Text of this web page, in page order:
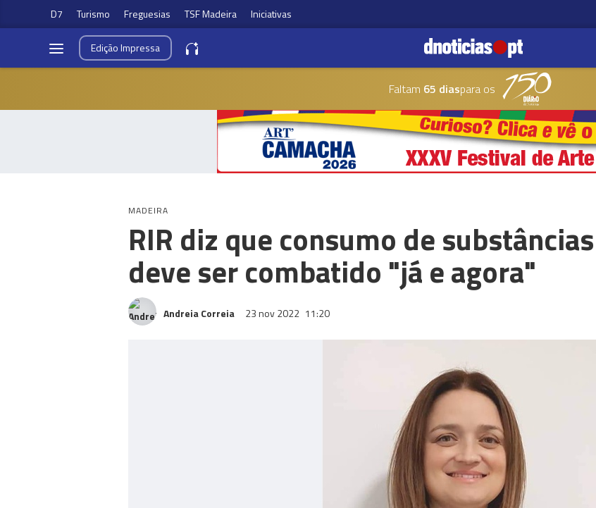
D7 Turismo Freguesias TSF Madeira Iniciativas
EdiçãoImpressa
Faltam 65 diaspara os
MADEIRA
RIR diz que consumo de
deve ser combatido "já e agora"
Andreia Correia 23 nov 2022 11:20